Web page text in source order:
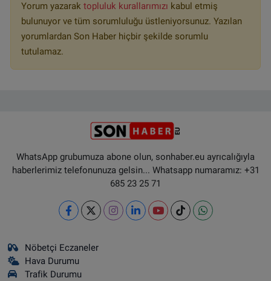
Yorum yazarak topluluk kurallarımızı kabul etmiş
bulunuyor ve tüm sorumluluğu üstleniyorsunuz. Yazılan
yorumlardan Son Haber hiçbir şekilde sorumlu
tutulamaz.
WhatsApp grubumuza abone olun, sonhaber.eu ayrıcalığıyla
haberlerimiz telefonunuza gelsin... Whatsapp numaramız: +31
685 23 25 71
Nöbetçi Eczaneler
Hava Durumu
Trafik Durumu